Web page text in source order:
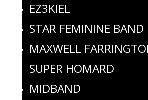
EZ3KIEL
STAR FEMININE BAND
MAXWELL
SUPER HOMARD
MIDBAND